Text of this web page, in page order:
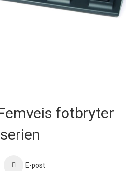
fotbryter
E-post